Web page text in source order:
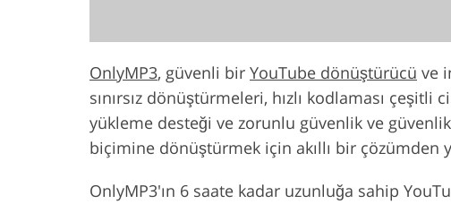
OnlyMP3, güvenli bir YouTube dönüştürücü ve
sınırsız dönüştürmeleri, hızlı kodlaması
yükleme desteği ve zorunlu güvenlik ve güvenlik,
biçimine dönüştürmek için akıllı bir çözümden
OnlyMP3'ın 6 saate kadar uzunluğa sahip